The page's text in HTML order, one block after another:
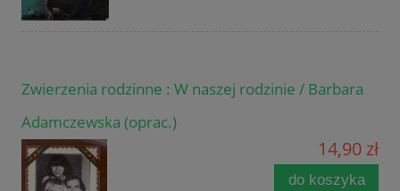
Zwierzenia rodzinne : W naszej rodzinie / Barbara
Adamczewska (oprac.)
14,90 zł
do koszyka